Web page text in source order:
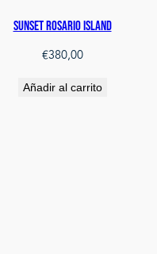
Sunset Rosario island
€380,00
Añadir al carrito